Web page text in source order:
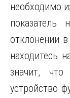
необходимо
отклонении
находитесь
значит,
устройство